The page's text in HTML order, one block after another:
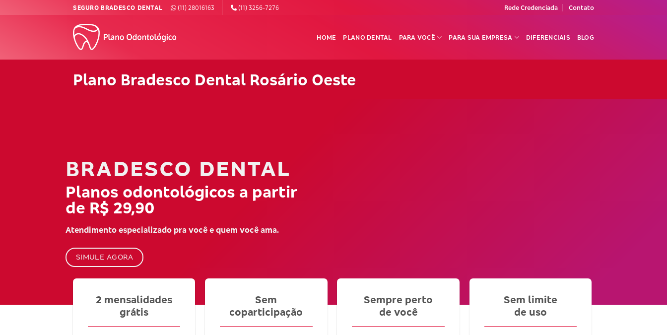
SEGURO BRADESCO DENTAL (11) 28016163 (11) 3256-7276 Rede Credenciada Contato
HOME PLANO DENTAL PARA VOCÊ PARA SUA EMPRESA DIFERENCIAIS BLOG
Plano Bradesco Dental Rosário Oeste
BRADESCO DENTAL
Planos odontológicos a partir
de R$ 29,90
Atendimento especializado pra você e quem você ama.
SIMULE AGORA
2 mensalidades
grátis
Sem
coparticipação
Sempre perto
de você
Sem limite
de uso